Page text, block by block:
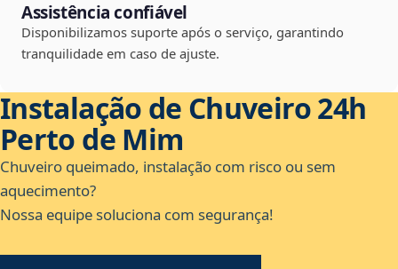
Assistência confiável
Disponibilizamos suporte após o serviço, garantindo
tranquilidade em caso de ajuste.
Instalação de Chuveiro 24h
Perto de Mim
Chuveiro queimado, instalação com risco ou sem
aquecimento?
Nossa equipe soluciona com segurança!